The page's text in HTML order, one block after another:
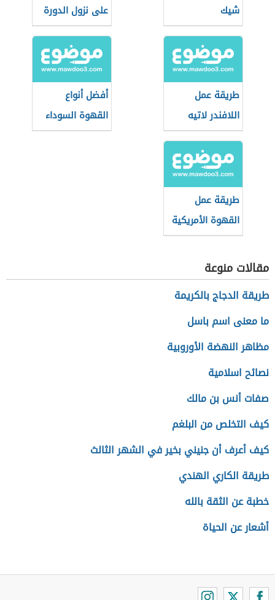
شيك
على نزول الدورة
الشهرية
طريقة عمل
اللافندر لاتيه
أفضل أنواع
القهوة السوداء
طريقة عمل
القهوة الأمريكية
في البيت
مقالات منوعة
طريقة الدجاج بالكريمة
ما معنى اسم باسل
مظاهر النهضة الأوروبية
نصائح اسلامية
صفات أنس بن مالك
كيف التخلص من البلغم
كيف أعرف أن جنيني بخير في الشهر الثالث
طريقة الكاري الهندي
خطبة عن الثقة بالله
أشعار عن الحياة